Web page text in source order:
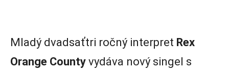
Mladý dvadsaťtri ročný interpret Rex
Orange County vydáva nový singel s